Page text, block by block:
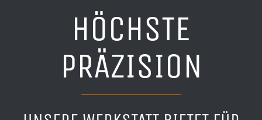
HÖCHSTE
PRÄZISION